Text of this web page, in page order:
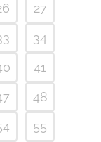
27
34
41
48
55